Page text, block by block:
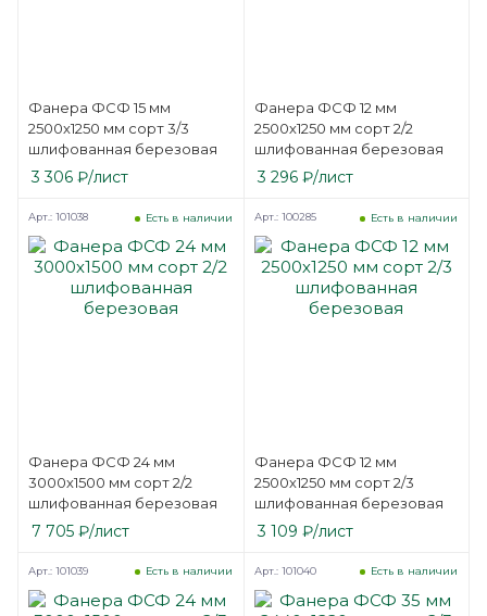
Фанера ФСФ 15 мм
2500х1250 мм сорт 3/3
шлифованная березовая
3 306 ₽/лист
Фанера ФСФ 12 мм
2500х1250 мм сорт 2/2
шлифованная березовая
3 296₽/лист
Фанера ФСФ 24 мм
3000х1500 мм сорт 2/2
шлифованная березовая
Есть в наличии
Арт.: 101038
7 705 ₽/лист
Фанера ФСФ 12 мм
2500х1250 мм сорт 2/3
шлифованная березовая
Есть в наличии
Арт.: 100285
3 109 ₽/лист
Есть в наличии
Арт.: 101039 Есть в наличии
Арт.: 101040